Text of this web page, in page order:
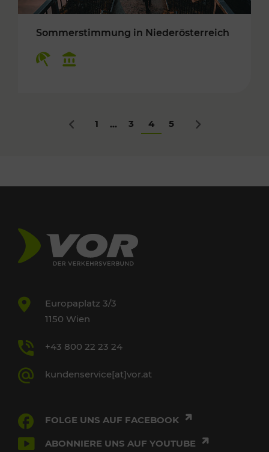
Sommerstimmung in Niederösterreich
Zurück
1 ... 3 4 5 Nächstes
Europaplatz 3/3
1150 Wien
+43 800 22 23 24
kundenservice[at]vor.at
FOLGE UNS AUF FACEBOOK
ABONNIERE UNS AUF YOUTUBE